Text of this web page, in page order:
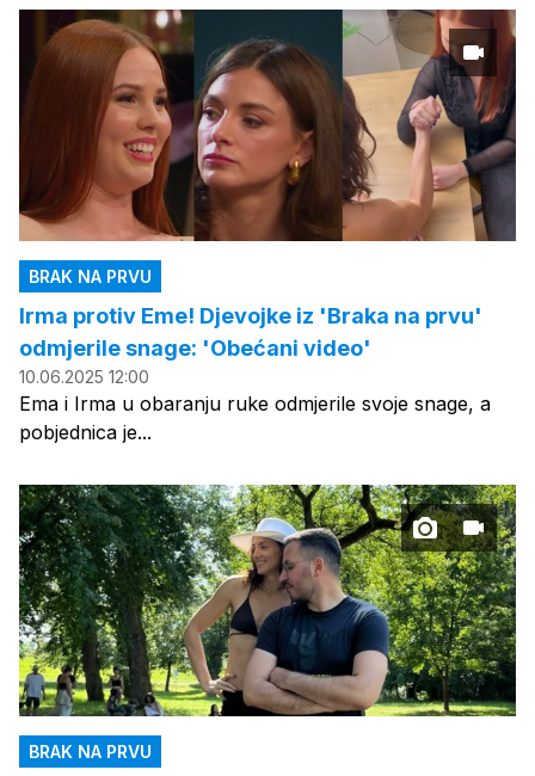
BRAK NA PRVU
Irma protiv Eme! Djevojke iz 'Braka na prvu'
odmjerile snage: 'Obećani video'
10.06.2025 12:00
Ema i Irma u obaranju ruke odmjerile svoje snage, a
pobjednica je...
BRAK NA PRVU